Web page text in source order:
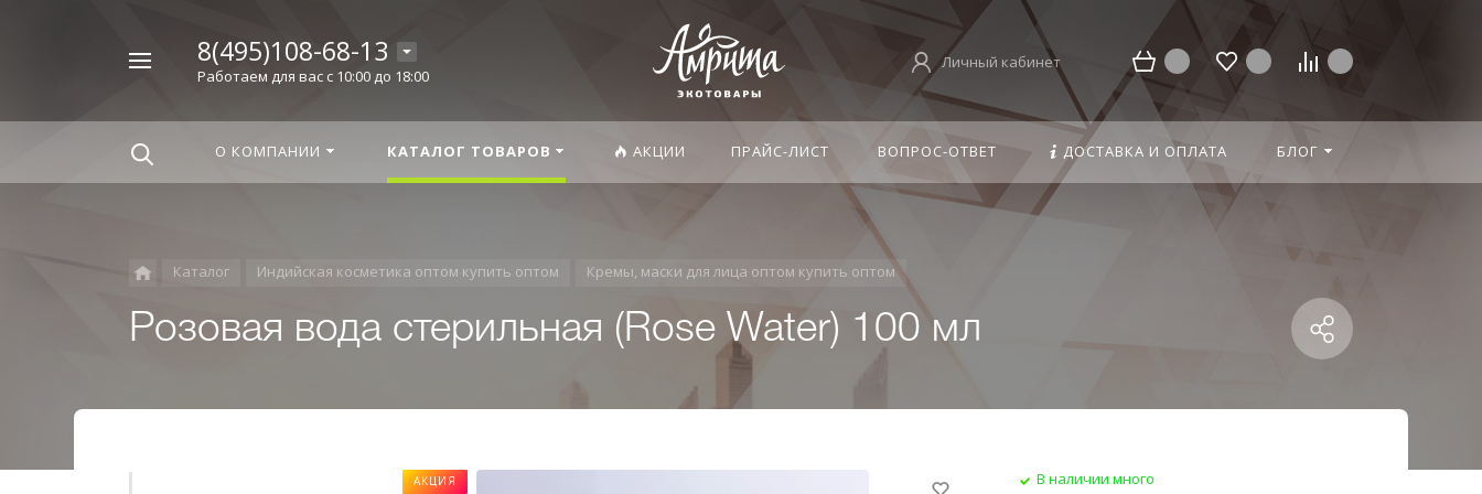
8(495)108-68-13
Работаем для вас с 10:00 до 18:00
Личный кабинет
О КОМПАНИИ КАТАЛОГ ТОВАРОВ АКЦИИ ПРАЙС-ЛИСТ ВОПРОС-ОТВЕТ ДОСТАВКА И ОПЛАТА БЛОГ
Каталог Индийская косметика оптом купить оптом Кремы, маски для лица оптом купить оптом
Розовая вода стерильная (Rose Water) 100 мл
АКЦИЯ В наличии много